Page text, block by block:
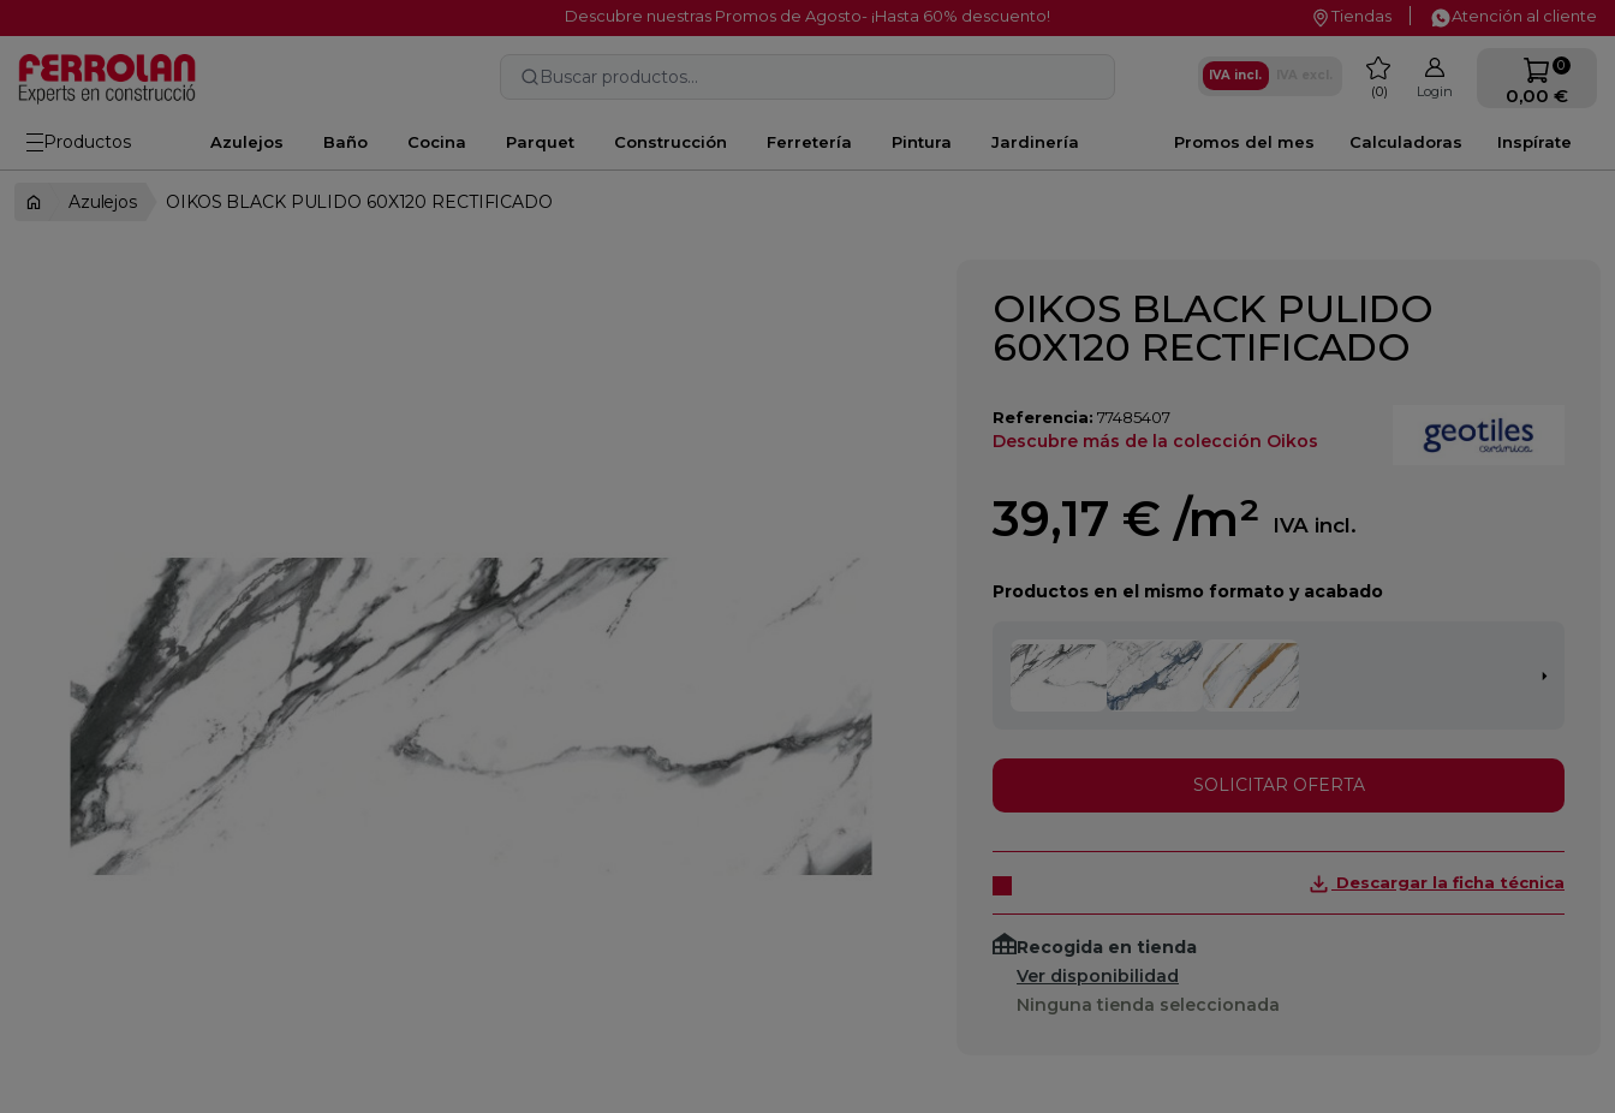
Descubre nuestras Promos de Agosto- ¡Hasta 60% descuento! Tiendas Atención al cliente
Buscar productos... IVA incl. favorite
0 Login
0
0,00 €
Productos Azulejos Baño Cocina Parquet Construcción Ferretería Pintura Jardinería Inspírate
Calculadoras
Promos del mes
Azulejos OIKOS BLACK PULIDO 60X120 RECTIFICADO
OIKOS BLACK PULIDO
60X120 RECTIFICADO
Referencia: 77485407
Descubre más de la colección Oikos
39,17 € /m² IVA incl.
Productos en el mismo formato y acabado
SOLICITAR OFERTA
Descargar la ficha técnica
Recogida en tienda
Ver disponibilidad
Ninguna tienda seleccionada